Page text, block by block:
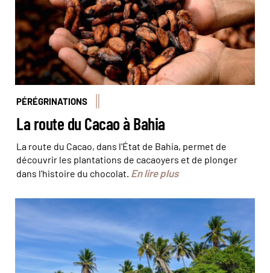
PÉRÉGRINATIONS
La route du Cacao à Bahia
La route du Cacao, dans l'État de Bahia, permet de
découvrir les plantations de cacaoyers et de plonger
dans l'histoire du chocolat. En lire plus
Boipeda, belle île en mer © Kovgabor79 / fotolia.com